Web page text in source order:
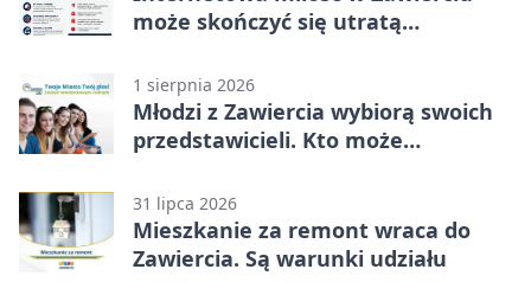
może skończyć się utratą
1 sierpnia 2026
Młodzi z Zawiercia wybiorą swoich
przedstawicieli. Kto może
31 lipca 2026
Mieszkanie za remont wraca do
Zawiercia. Są warunki udziału